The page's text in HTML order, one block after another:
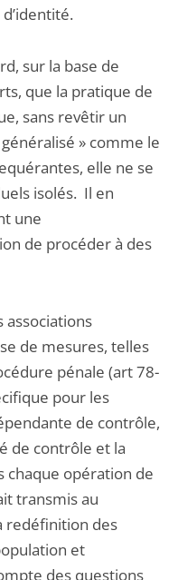
sur la base de
que la pratique de
sans revêtir un
» comme le
elle ne se
isolés. Il en
une
de procéder à des
associations
de mesures, telles
pénale (art 78-
pour les
de contrôle,
de contrôle et la
chaque opération de
transmis au
redéfinition des
et
des questions